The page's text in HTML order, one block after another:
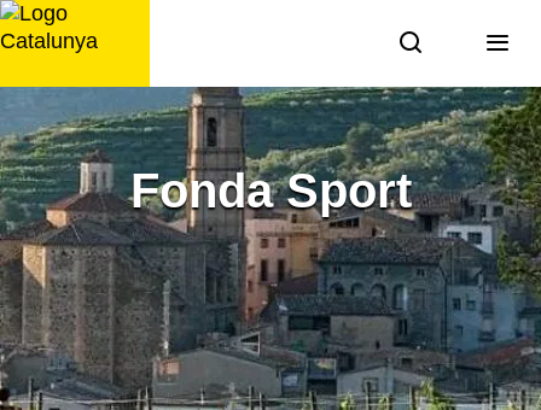
Saltar
al
Fonda Sport